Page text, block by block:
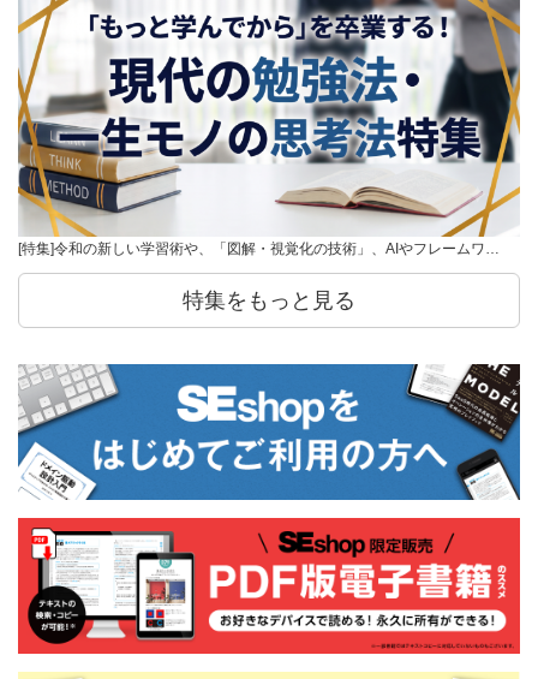
[特集]令和の新しい学習術や、「図解・視覚化の技術」、AIやフレームワ…
特集をもっと見る